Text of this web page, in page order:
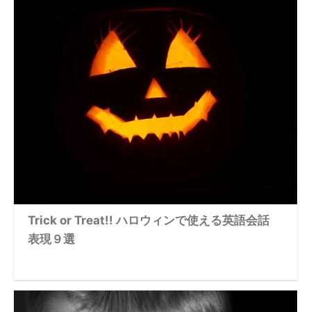
Trick or Treat!! ハロウィンで使える英語会話
表現９選